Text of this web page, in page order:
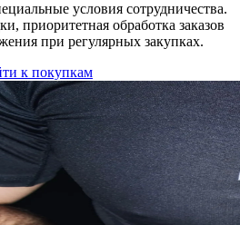
условия сотрудничества.
приоритетная обработка заказов
при регулярных закупках.
к покупкам